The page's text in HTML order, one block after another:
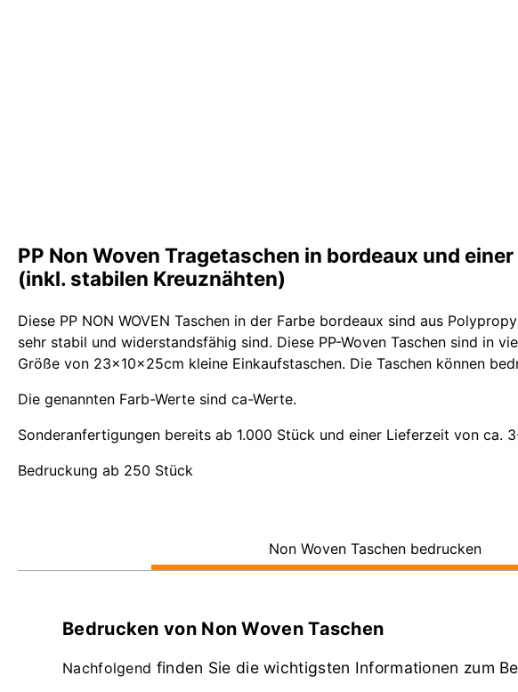
PP Non Woven Tragetaschen in bordeaux und
(inkl. stabilen Kreuznähten)
Diese PP NON WOVEN Taschen in der Farbe bordeaux sind aus
sehr stabil und widerstandsfähig sind. Diese PP-Woven Taschen sind in
Größe von 23x10x25cm kleine Einkaufstaschen. Die Taschen können
Die genannten Farb-Werte sind ca-Werte.
Sonderanfertigungen bereits ab 1.000 Stück und einer Lieferzeit von ca.
Bedruckung ab 250 Stück
Non Woven Taschen bedrucken
Bedrucken von Non Woven Taschen
Nachfolgend finden Sie die wichtigsten Informationen zum